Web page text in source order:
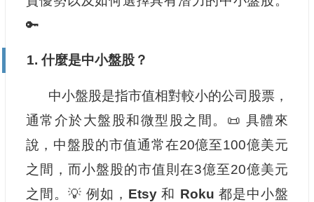
🔑
1. 什麼是中小盤股？
中小盤股是指市值相對較小的公司股票，
通常介於大盤股和微型股之間。📜 具體來
說，中盤股的市值通常在20億至100億美元
之間，而小盤股的市值則在3億至20億美元
之間。💡 例如， Etsy 和 Roku 都是中小盤